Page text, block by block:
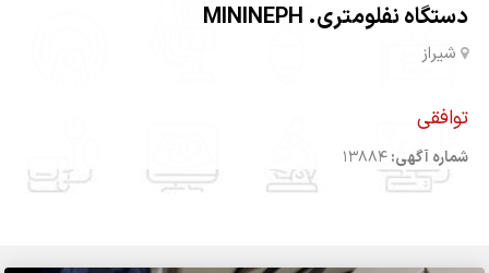
دستگاه نفلومتری. MININEPH
شیراز
توافقی
شماره آگهی:13884